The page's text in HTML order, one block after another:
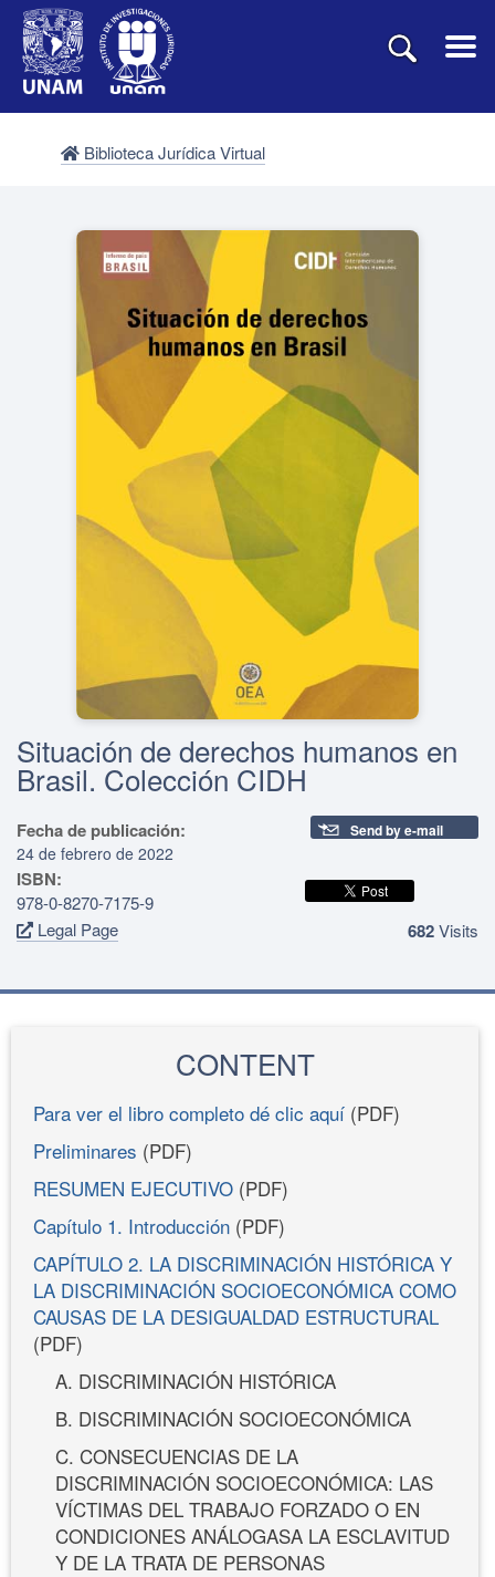
Biblioteca Jurídica Virtual
Situación de derechos humanos en
Brasil. Colección CIDH
Fecha de publicación:
24 de febrero de 2022
ISBN:
978-0-8270-7175-9
Legal Page
Send by e-mail
682Visits
CONTENT
Para ver el libro completo dé clic aquí (PDF)
Preliminares (PDF)
RESUMEN EJECUTIVO (PDF)
Capítulo 1. Introducción (PDF)
CAPÍTULO 2. LA DISCRIMINACIÓN HISTÓRICA Y
LA DISCRIMINACIÓN SOCIOECONÓMICA COMO
CAUSAS DE LA DESIGUALDAD ESTRUCTURAL
(PDF)
A. DISCRIMINACIÓN HISTÓRICA
B. DISCRIMINACIÓN SOCIOECONÓMICA
C. CONSECUENCIAS DE LA
DISCRIMINACIÓN SOCIOECONÓMICA: LAS
VÍCTIMAS DEL TRABAJO FORZADO O EN
CONDICIONES ANÁLOGASA LA ESCLAVITUD
Y DE LA TRATA DE PERSONAS